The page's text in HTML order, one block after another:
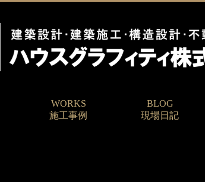
WORKS
施工事例
BLOG
現場日記